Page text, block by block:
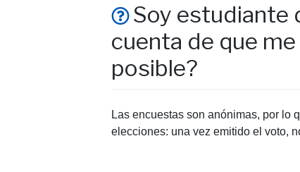
Soy estudiante
cuenta de que
posible?
Las encuestas son anónimas, por lo
elecciones: una vez emitido el voto,